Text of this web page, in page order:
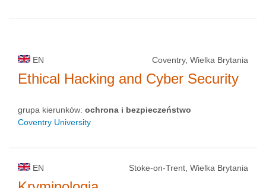
EN Coventry, Wielka Brytania
Ethical Hacking and Cyber Security
grupa kierunków: ochrona i bezpieczeństwo
Coventry University
EN Stoke-on-Trent, Wielka Brytania